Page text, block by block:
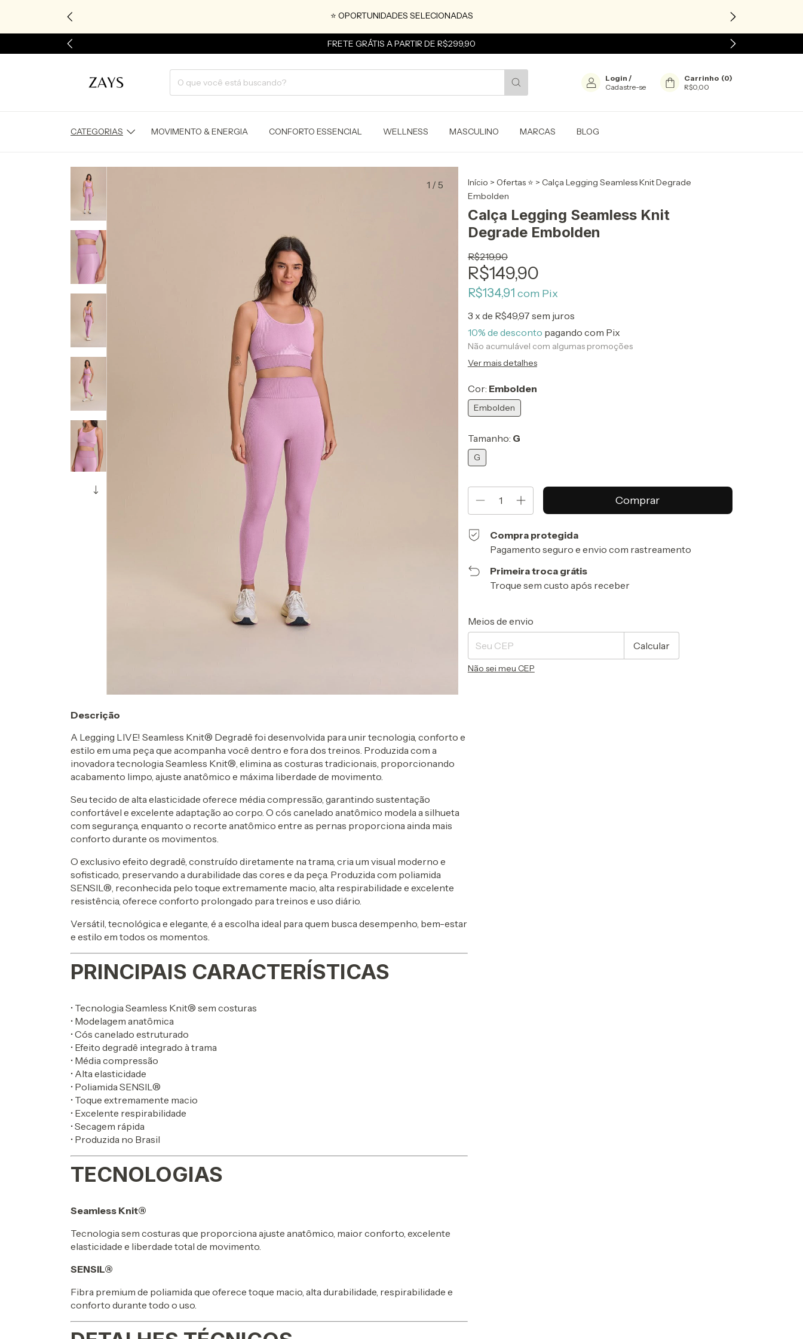
⭐ OPORTUNIDADES SELECIONADAS
FRETE GRÁTIS A PARTIR DE R$299,90
Login /
Cadastre-se
Carrinho (0)
R$0,00
CATEGORIAS MOVIMENTO & ENERGIA CONFORTO ESSENCIAL WELLNESS MASCULINO MARCAS BLOG
1 / 5 Início > Ofertas ⭐ > Calça Legging Seamless Knit Degrade
Embolden
Calça Legging Seamless Knit
Degrade Embolden
R$219,90
R$149,90
R$134,91 com Pix
3 x de R$49,97 sem juros
10% de desconto pagando com Pix
Não acumulável com algumas promoções
Ver mais detalhes
Cor: Embolden
Embolden
Tamanho: G
G
Compra protegida
Pagamento seguro e envio com rastreamento
Primeira troca grátis
Troque sem custo após receber
Entregas para o CEP:
Meios de envio
Calcular
Não sei meu CEP
Descrição
A Legging LIVE! Seamless Knit® Degradê foi desenvolvida para unir tecnologia, conforto e
estilo em uma peça que acompanha você dentro e fora dos treinos. Produzida com a
inovadora tecnologia Seamless Knit®, elimina as costuras tradicionais, proporcionando
acabamento limpo, ajuste anatômico e máxima liberdade de movimento.
Seu tecido de alta elasticidade oferece média compressão, garantindo sustentação
confortável e excelente adaptação ao corpo. O cós canelado anatômico modela a silhueta
com segurança, enquanto o recorte anatômico entre as pernas proporciona ainda mais
conforto durante os movimentos.
O exclusivo efeito degradê, construído diretamente na trama, cria um visual moderno e
sofisticado, preservando a durabilidade das cores e da peça. Produzida com poliamida
SENSIL®, reconhecida pelo toque extremamente macio, alta respirabilidade e excelente
resistência, oferece conforto prolongado para treinos e uso diário.
Versátil, tecnológica e elegante, é a escolha ideal para quem busca desempenho, bem-estar
e estilo em todos os momentos.
PRINCIPAIS CARACTERÍSTICAS
• Tecnologia Seamless Knit® sem costuras
• Modelagem anatômica
• Cós canelado estruturado
• Efeito degradê integrado à trama
• Média compressão
• Alta elasticidade
• Poliamida SENSIL®
• Toque extremamente macio
• Excelente respirabilidade
• Secagem rápida
• Produzida no Brasil
TECNOLOGIAS
Seamless Knit®
Tecnologia sem costuras que proporciona ajuste anatômico, maior conforto, excelente
elasticidade e liberdade total de movimento.
SENSIL®
Fibra premium de poliamida que oferece toque macio, alta durabilidade, respirabilidade e
conforto durante todo o uso.